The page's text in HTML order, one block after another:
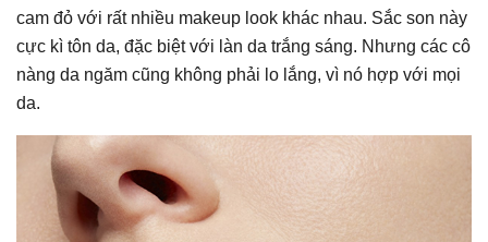
cam đỏ với rất nhiều makeup look khác nhau. Sắc son này
cực kì tôn da, đặc biệt với làn da trắng sáng. Nhưng các cô
nàng da ngăm cũng không phải lo lắng, vì nó hợp với mọi
da.